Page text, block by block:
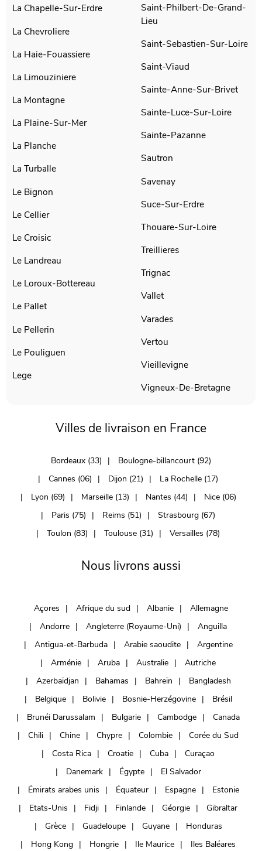
La Chapelle-Sur-Erdre
La Chevroliere
La Haie-Fouassiere
La Limouziniere
La Montagne
La Plaine-Sur-Mer
La Planche
La Turballe
Le Bignon
Le Cellier
Le Croisic
Le Landreau
Le Loroux-Bottereau
Le Pallet
Le Pellerin
Le Pouliguen
Lege
Saint-Philbert-De-Grand-
Lieu
Saint-Sebastien-Sur-Loire
Saint-Viaud
Sainte-Anne-Sur-Brivet
Sainte-Luce-Sur-Loire
Sainte-Pazanne
Sautron
Savenay
Suce-Sur-Erdre
Thouare-Sur-Loire
Treillieres
Trignac
Vallet
Varades
Vertou
Vieillevigne
Vigneux-De-Bretagne
Villes de livraison en France
Bordeaux (33)
Boulogne-billancourt (92)
Cannes (06)
Dijon (21)
La Rochelle (17)
Lyon (69)
Marseille (13) Nantes (44)
Nice (06)
Paris (75)
Reims (51)
Strasbourg (67)
Toulon (83)
Toulouse (31) Versailles (78)
Nous livrons aussi
Açores Afrique du sud Albanie
Allemagne
Andorre
Angleterre (Royaume-Uni)
Anguilla
Antigua-et-Barbuda
Arabie saoudite
Argentine
Arménie
Aruba Australie
Autriche
Azerbaïdjan
Bahamas Bahreïn
Bangladesh
Belgique
Bolivie Bosnie-Herzégovine
Brésil
Brunéi Darussalam
Bulgarie Cambodge
Canada
Chili
Chine Chypre Colombie
Corée du Sud
Costa Rica
Croatie Cuba
Curaçao
Danemark
Égypte
El Salvador
Émirats arabes unis
Équateur Espagne
Estonie
Etats-Unis
Fidji Finlande Géorgie
Gibraltar
Grèce
Guadeloupe Guyane
Honduras
Hong Kong
Hongrie Ile Maurice
Iles Baléares